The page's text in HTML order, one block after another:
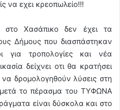
να εχει κρεοπωλείο!!!
Χασάπικο δεν έχει τα
Δήμους που διασπάστηκαν
για τροπολογίες και νέα
δείχνει οτι θα κρατήσει
δρομολογηθούν λύσεις στη
μετά το πέρασμα του ΤΥΦΩΝΑ
είναι δύσκολα και στο